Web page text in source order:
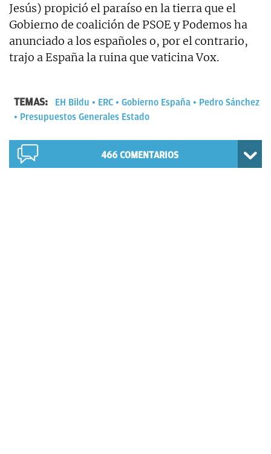
Jesús) propició el paraíso en la tierra que el
Gobierno de coalición de PSOE y Podemos ha
anunciado a los españoles o, por el contrario,
trajo a España la ruina que vaticina Vox.
TEMAS: EH Bildu ERC Gobierno España
Pedro Sánchez
Presupuestos Generales Estado
466 COMENTARIOS